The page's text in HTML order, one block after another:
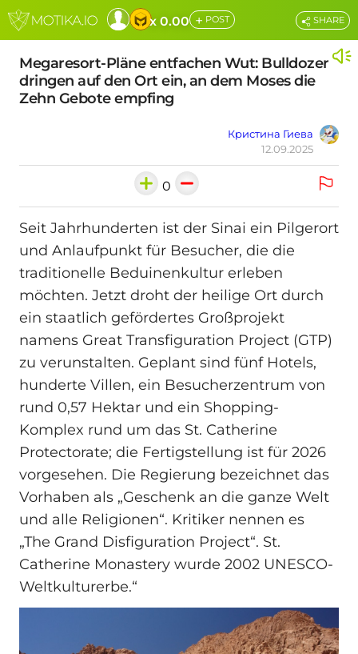
x 0.00 + POST
Megaresort-Pläne entfachen Wut: Bulldozer
dringen auf den Ort ein, an dem Moses die
Zehn Gebote empfing
Кристина Гиева
12.09.2025
SHARE
0
Seit Jahrhunderten ist der Sinai ein Pilgerort
und Anlaufpunkt für Besucher, die die
traditionelle Beduinenkultur erleben
möchten. Jetzt droht der heilige Ort durch
ein staatlich gefördertes Großprojekt
namens Great Transfiguration Project (GTP)
zu verunstalten. Geplant sind fünf Hotels,
hunderte Villen, ein Besucherzentrum von
rund 0,57 Hektar und ein Shopping-
Komplex rund um das St. Catherine
Protectorate; die Fertigstellung ist für 2026
vorgesehen. Die Regierung bezeichnet das
Vorhaben als „Geschenk an die ganze Welt
und alle Religionen“. Kritiker nennen es
„The Grand Disfiguration Project“. St.
Catherine Monastery wurde 2002 UNESCO-
Weltkulturerbe.“